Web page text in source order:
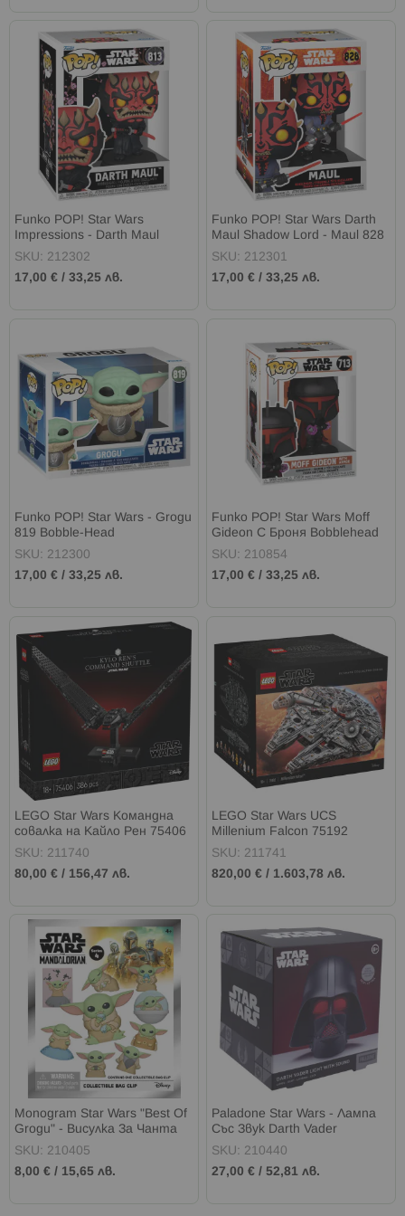
Funko POP! Star Wars
Impressions - Darth Maul
SKU: 212302
17,00 € / 33,25 лв.
Funko POP! Star Wars Darth
Maul Shadow Lord - Maul 828
Bobble-Head
SKU: 212301
17,00 € /33,25 лв.
Funko POP! Star Wars - Grogu
819 Bobble-Head
SKU: 212300
17,00 € / 33,25 лв.
Funko POP! Star Wars Moff
Gideon С Броня Bobblehead
SKU: 210854
17,00 € /33,25 лв.
LEGO Star Wars Командна
совалка на Кайло Рен 75406
SKU: 211740
80,00 € / 156,47 лв.
LEGO Star Wars UCS
Millenium Falcon 75192
SKU: 211741
820,00 € / 1.603,78 лв.
Monogram Star Wars "Best Of
Grogu" - Висулка За Чанта
SKU: 210405
8,00 € / 15,65 лв.
Paladone Star Wars - Лампа
Със Звук Darth Vader
SKU: 210440
27,00 € / 52,81 лв.